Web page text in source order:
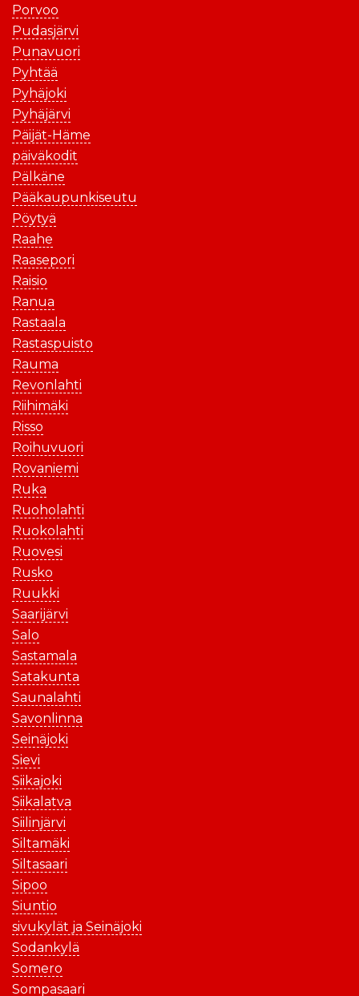
Porvoo
Pudasjärvi
Punavuori
Pyhtää
Pyhäjoki
Pyhäjärvi
Päijät-Häme
päiväkodit
Pälkäne
Pääkaupunkiseutu
Pöytyä
Raahe
Raasepori
Raisio
Ranua
Rastaala
Rastaspuisto
Rauma
Revonlahti
Riihimäki
Risso
Roihuvuori
Rovaniemi
Ruka
Ruoholahti
Ruokolahti
Ruovesi
Rusko
Ruukki
Saarijärvi
Salo
Sastamala
Satakunta
Saunalahti
Savonlinna
Seinäjoki
Sievi
Siikajoki
Siikalatva
Siilinjärvi
Siltamäki
Siltasaari
Sipoo
Siuntio
sivukylät ja Seinäjoki
Sodankylä
Somero
Sompasaari